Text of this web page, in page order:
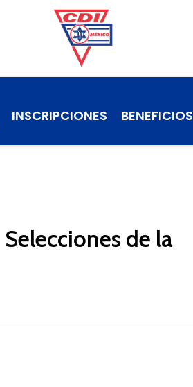
INSCRIPCIONES BENEFICIOS
de la